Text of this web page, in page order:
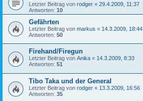
Letzter Beitrag von rodger « 29.4.2009, 11:37
Antworten: 10
Gefährten
Letzter Beitrag von markus « 14.3.2009, 18:44
Antworten: 50
Firehand/Firegun
Letzter Beitrag von Anika « 14.3.2009, 8:33
Antworten: 51
Tibo Taka und der General
Letzter Beitrag von rodger « 13.3.2009, 16:56
Antworten: 35